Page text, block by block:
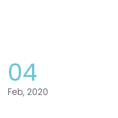
04
Feb, 2020